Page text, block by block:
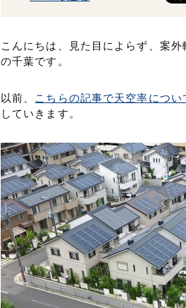
こんにちは、見た目によらず、案
の千葉です。
以前、 こちらの記事で天空率につい
していきます。